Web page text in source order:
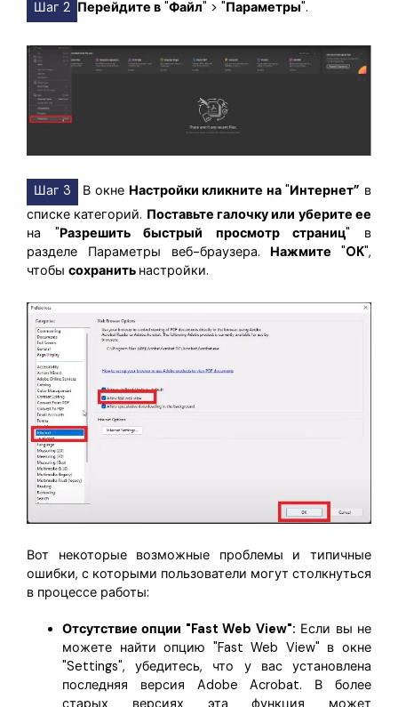
Шаг 2 Перейдите в "Файл" > "Параметры".
Шаг 3 В окне Настройкикликните на"Интернет” в
списке категорий. Поставьте галочку или уберите ее
на "Разрешить быстрый просмотр страниц" в
разделе Параметры веб-браузера. Нажмите "OK",
чтобы сохранить настройки.
Вот некоторые возможные проблемы и типичные
ошибки, с которыми пользователи могут столкнуться
в процессе работы:
Отсутствие опции "Fast Web View": Если вы не
можете найти опцию "Fast Web View" в окне
"Settings", убедитесь, что у вас установлена
последняя версия Adobe Acrobat. В более
старых версиях эта функция может